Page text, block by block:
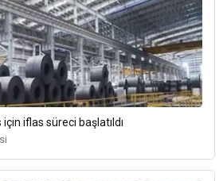
iflas süreci başlatıldı